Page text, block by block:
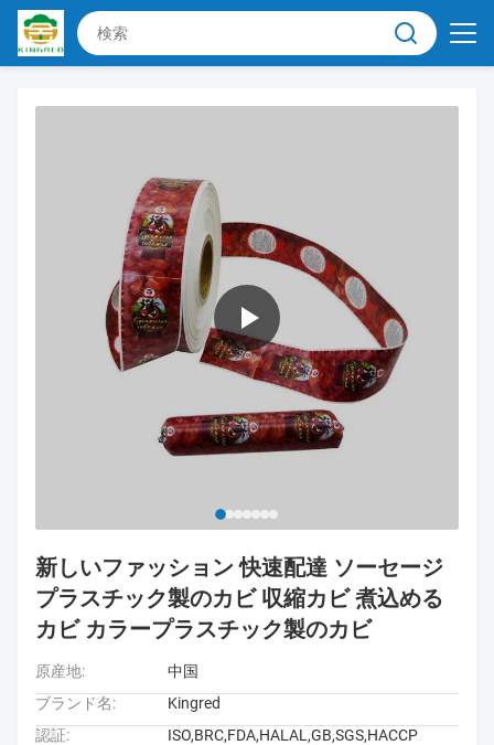
新しいファッション 快速配達 ソーセージ
プラスチック製のカビ 収縮カビ 煮込める
カビ カラープラスチック製のカビ
原産地:
中国
ブランド名:
Kingred
認証:
ISO,BRC,FDA,HALAL,GB,SGS,HACCP